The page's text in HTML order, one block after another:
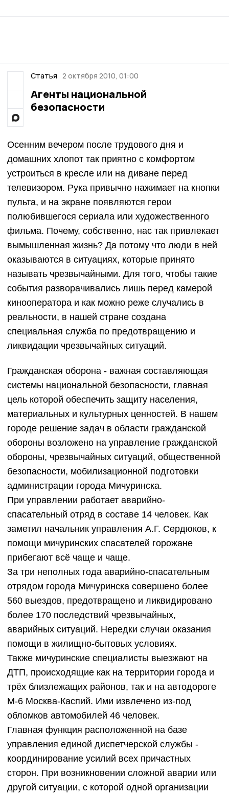
Статья 2 октября 2010, 01:00
Агенты национальной
безопасности
Осенним вечером после трудового дня и
домашних хлопот так приятно с комфортом
устроиться в кресле или на диване перед
телевизором. Рука привычно нажимает на кнопки
пульта, и на экране появляются герои
полюбившегося сериала или художественного
фильма. Почему, собственно, нас так привлекает
вымышленная жизнь? Да потому что люди в ней
оказываются в ситуациях, которые принято
называть чрезвычайными. Для того, чтобы такие
события разворачивались лишь перед камерой
кинооператора и как можно реже случались в
реальности, в нашей стране создана
специальная служба по предотвращению и
ликвидации чрезвычайных ситуаций.
Гражданская оборона - важная составляющая
системы национальной безопасности, главная
цель которой обеспечить защиту населения,
материальных и культурных ценностей. В нашем
городе решение задач в области гражданской
обороны возложено на управление гражданской
обороны, чрезвычайных ситуаций, общественной
безопасности, мобилизационной подготовки
администрации города Мичуринска.
При управлении работает аварийно-
спасательный отряд в составе 14 человек. Как
заметил начальник управления А.Г. Сердюков, к
помощи мичуринских спасателей горожане
прибегают всё чаще и чаще.
За три неполных года аварийно-спасательным
отрядом города Мичуринска совершено более
560 выездов, предотвращено и ликвидировано
более 170 последствий чрезвычайных,
аварийных ситуаций. Нередки случаи оказания
помощи в жилищно-бытовых условиях.
Также мичуринские специалисты выезжают на
ДТП, происходящие как на территории города и
трёх близлежащих районов, так и на автодороге
М-6 Москва-Каспий. Ими извлечено из-под
обломков автомобилей 46 человек.
Главная функция расположенной на базе
управления единой диспетчерской службы -
координирование усилий всех причастных
сторон. При возникновении сложной аварии или
другой ситуации, с которой одной организации